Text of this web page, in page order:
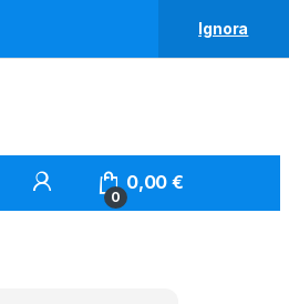
Ignora
0
0,00€